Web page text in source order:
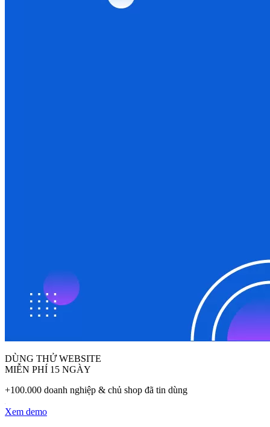
DÙNG THỬ WEBSITE
MIỄN PHÍ 15 NGÀY
+100.000 doanh nghiệp & chủ shop đã tin dùng
Xem demo